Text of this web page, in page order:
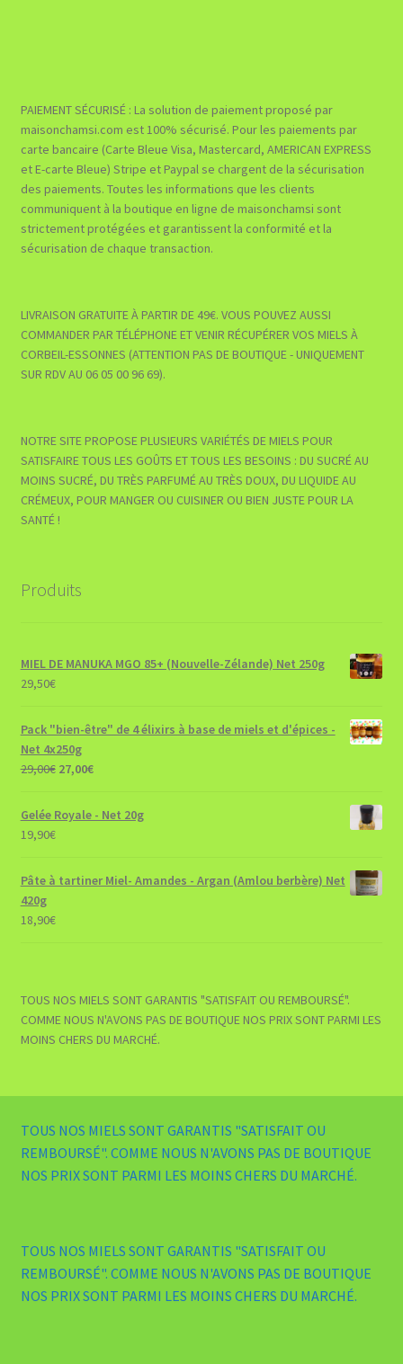
PAIEMENT SÉCURISÉ : La solution de paiement proposé par
maisonchamsi.com est 100% sécurisé. Pour les paiements par
carte bancaire (Carte Bleue Visa, Mastercard, AMERICAN EXPRESS
et E-carte Bleue) Stripe et Paypal se chargent de la sécurisation
des paiements. Toutes les informations que les clients
communiquent à la boutique en ligne de maisonchamsi sont
strictement protégées et garantissent la conformité et la
sécurisation de chaque transaction.
LIVRAISON GRATUITE À PARTIR DE 49€. VOUS POUVEZ AUSSI
COMMANDER PAR TÉLÉPHONE ET VENIR RÉCUPÉRER VOS MIELS À
CORBEIL-ESSONNES (ATTENTION PAS DE BOUTIQUE - UNIQUEMENT
SUR RDV AU 06 05 00 96 69).
NOTRE SITE PROPOSE PLUSIEURS VARIÉTÉS DE MIELS POUR
SATISFAIRE TOUS LES GOÛTS ET TOUS LES BESOINS : DU SUCRÉ AU
MOINS SUCRÉ, DU TRÈS PARFUMÉ AU TRÈS DOUX, DU LIQUIDE AU
CRÉMEUX, POUR MANGER OU CUISINER OU BIEN JUSTE POUR LA
SANTÉ !
Produits
MIEL DE MANUKA MGO 85+ (Nouvelle-Zélande) Net 250g
29,50€
Pack "bien-être" de 4 élixirs à base de miels et d'épices -
Net 4x250g
29,00€ Le
initial
était :
27,00€Le
actuel
Gelée Royale - Net 20g
19,90€
Pâte à tartiner Miel- Amandes - Argan (Amlou berbère) Net
420g
18,90€
TOUS NOS MIELS SONT GARANTIS "SATISFAIT OU REMBOURSÉ".
COMME NOUS N'AVONS PAS DE BOUTIQUE NOS PRIX SONT PARMI LES
MOINS CHERS DU MARCHÉ.
TOUS NOS MIELS SONT GARANTIS "SATISFAIT OU
REMBOURSÉ". COMME NOUS N'AVONS PAS DE BOUTIQUE
NOS PRIX SONT PARMI LES MOINS CHERS DU MARCHÉ.
TOUS NOS MIELS SONT GARANTIS "SATISFAIT OU
REMBOURSÉ". COMME NOUS N'AVONS PAS DE BOUTIQUE
NOS PRIX SONT PARMI LES MOINS CHERS DU MARCHÉ.